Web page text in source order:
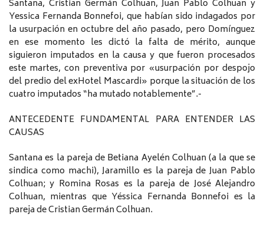
Santana, Cristian Germán Colhuan, Juan Pablo Colhuan y
Yessica Fernanda Bonnefoi, que habían sido indagados por
la usurpación en octubre del año pasado, pero Domínguez
en ese momento les dictó la falta de mérito, aunque
siguieron imputados en la causa y que fueron procesados
este martes, con preventiva por «usurpación por despojo
del predio del exHotel Mascardi» porque la situación de los
cuatro imputados “ha mutado notablemente”.-
ANTECEDENTE FUNDAMENTAL PARA ENTENDER LAS
CAUSAS
Santana es la pareja de Betiana Ayelén Colhuan (a la que se
sindica como machi), Jaramillo es la pareja de Juan Pablo
Colhuan; y Romina Rosas es la pareja de José Alejandro
Colhuan, mientras que Yéssica Fernanda Bonnefoi es la
pareja de Cristian Germán Colhuan.